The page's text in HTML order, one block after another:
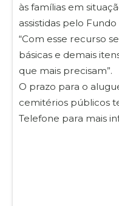
às famílias em
assistidas pelo
“Com esse recurso
básicas e demais
que mais precisam”.
O prazo para o
cemitérios públicos
Telefone para mais